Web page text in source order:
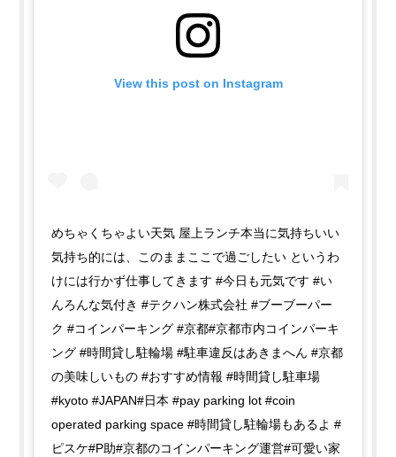
View this post on Instagram
めちゃくちゃよい天気 屋上ランチ本当に気持ちいい
気持ち的には、このままここで過ごしたい というわ
けには行かず仕事してきます #今日も元気です #い
んろんな気付き #テクハン株式会社 #ブーブーパー
ク #コインパーキング #京都#京都市内コインパーキ
ング #時間貸し駐輪場 #駐車違反はあきまへん #京都
の美味しいもの #おすすめ情報 #時間貸し駐車場
#kyoto #JAPAN#日本 #pay parking lot #coin
operated parking space #時間貸し駐輪場もあるよ #
ピスケ#P助#京都のコインパーキング運営#可愛い家